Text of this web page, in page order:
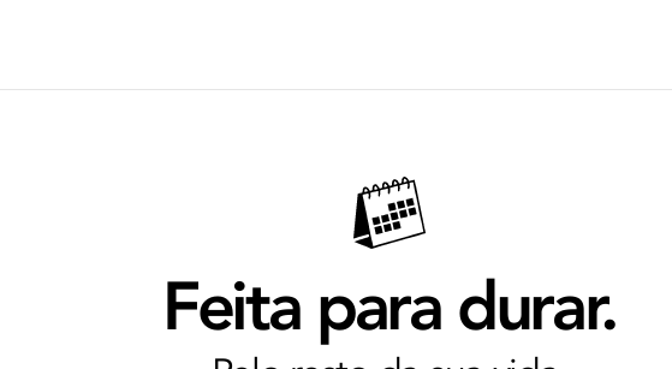
Feita para durar.